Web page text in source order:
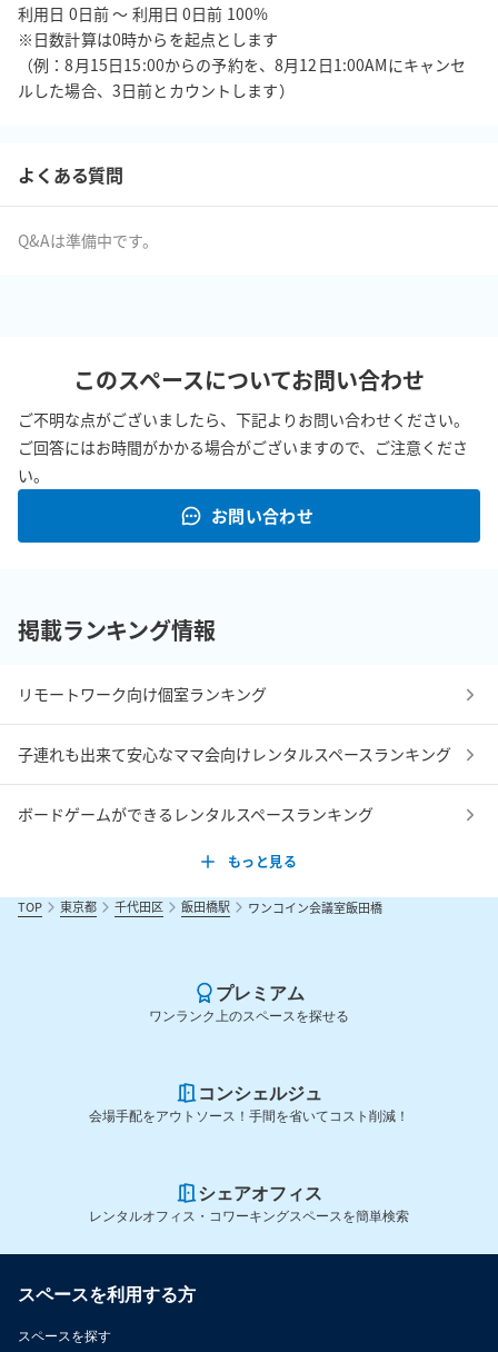
利用日 0日前 ～ 利用日 0日前 100%
※日数計算は0時からを起点とします
（例：8月15日15:00からの予約を、8月12日1:00AMにキャンセ
よくある質問
Q&Aは準備中です。
このスペースについてお問い合わせ
ご不明な点がございましたら、下記よりお問い合わせください。
ご回答にはお時間がかかる場合がございますので、ご注意くださ
い。
お問い合わせ
掲載ランキング情報
リモートワーク向け個室ランキング
子連れも出来て安心なママ会向けレンタルスペースランキング
ボードゲームができるレンタルスペースランキング
もっと見る
TOP 東京都 千代田区 飯田橋駅 ワンコイン会議室飯田橋
プレミアム
ワンランク上のスペースを探せる
コンシェルジュ
会場手配をアウトソース！手間を省いてコスト削減！
シェアオフィス
レンタルオフィス・コワーキングスペースを簡単検索
スペースを利用する方
スペースを探す